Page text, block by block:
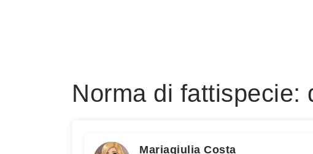
Norma di fattispecie:
Mariagiulia Costa